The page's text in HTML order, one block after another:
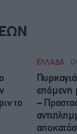
το
ΕΛΛΑΔΑ
επόμενη
–